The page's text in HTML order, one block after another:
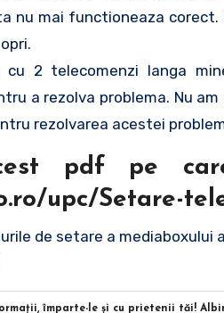
nu mai functioneaza
2 telecomenzi langa
a rezolva problema. Nu
rezolvarea acestei
pdf pe
upc/Setare-
de setare a
împarte-le şi cu prietenii tăi!